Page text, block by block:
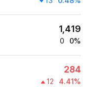
1,419
0 0%
284
12 4.41%